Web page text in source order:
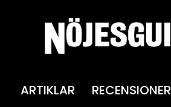
ARTIKLAR RECENSIONER